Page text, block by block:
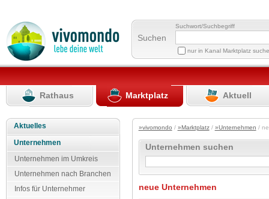
Suchen
Suchwort/Suchbegriff
nur in Kanal Marktplatz
Rathaus Marktplatz Aktuell
Aktuelles
Unternehmen
Unternehmen im Umkreis
Unternehmen nach Branchen
Infos für Unternehmer
»vivomondo / »Marktplatz/ »Unternehmen /
Unternehmen suchen
neue Unternehmen